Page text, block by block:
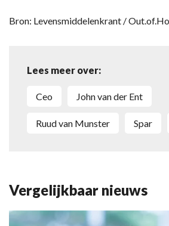
Bron: Levensmiddelenkrant /
Lees meer over:
Ceo John van der Ent
Ruud van Munster Spar
Vergelijkbaar nieuws